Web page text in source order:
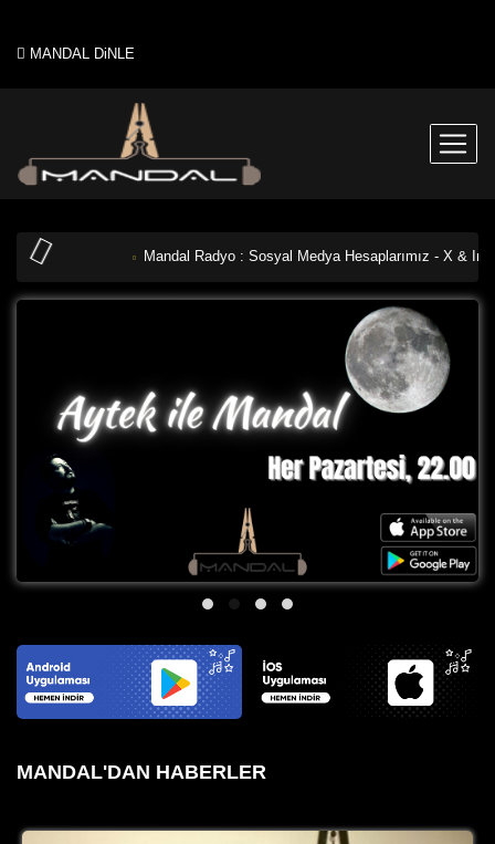
MANDAL DiNLE
Mandal Radyo : Sosyal Medya Hesaplarımız - X &
MANDAL'DAN HABERLER